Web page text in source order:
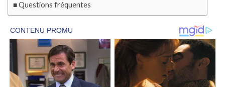
Questions fréquentes